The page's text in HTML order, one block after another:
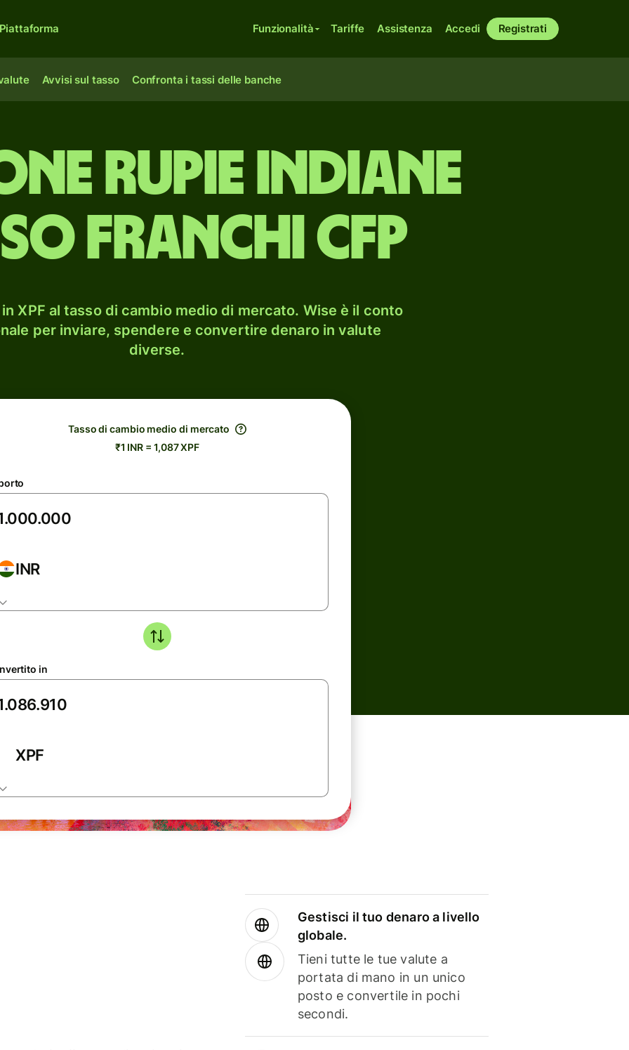
Funzionalità Tariffe Assistenza Accedi Registrati
Avvisi sul tasso Confronta i tassi delle banche
rupie indiane
franchi CFP
XPF al tasso di cambio medio di mercato. Wise è il conto
per inviare, spendere e convertire denaro in valute
diverse.
Tasso di cambio medio di mercato
₹1 INR = 1,087 XPF
INR
in
XPF
Gestisci il tuo denaro a livello
globale.
Tieni tutte le tue valute a
portata di mano in un unico
posto e convertile in pochi
secondi.